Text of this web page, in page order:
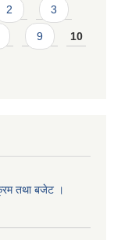
2 3
9 10
तथा बजेट ।